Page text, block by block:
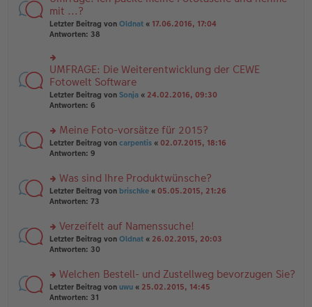
a
g
n
er
B
ei
a
g
g
el
es
n
er
B
ei
tr
a
te
r
u
n
el
es
e
n
er
tr
a
g
mit ...?
Letzter Beitrag von Oldnat « 17.06.2016, 17:04
Antworten: 38
rs
te
r
u
n
el
es
e
B
ei
tr
g
UMFRAGE: Die Weiterentwicklung der CEWE
Fotowelt Software
Letzter Beitrag von Sonja « 24.02.2016, 09:30
Antworten: 6
rs
te
n
g
el
e
n
er
tr
a
g
Meine Foto-vorsätze für 2015?
Letzter Beitrag von carpentis « 02.07.2015, 18:16
Antworten: 9
rs
te
n
g
el
e
n
er
Was sind Ihre Produktwünsche?
Letzter Beitrag von brischke « 05.05.2015, 21:26
Antworten: 73
rs
te
n
g
el
Verzeifelt auf Namenssuche!
Letzter Beitrag von Oldnat « 26.02.2015, 20:03
Antworten: 30
rs
te
Welchen Bestell- und Zustellweg bevorzugen Sie?
Letzter Beitrag von uwu « 25.02.2015, 14:45
Antworten: 31